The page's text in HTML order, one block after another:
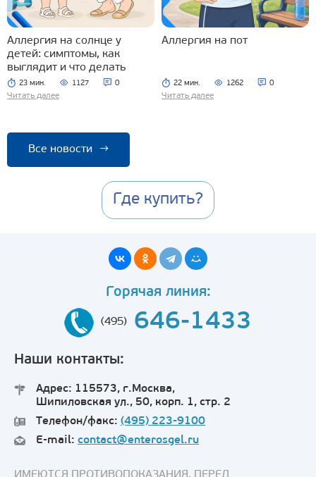
Аллергия на солнце у
детей: симптомы, как
выглядит и что делать
23 мин. 1127 0
Читать далее
Аллергия на пот
22 мин. 1262 0
Читать далее
Все новости →
Где купить?
Горячая линия:
(495) 646-1433
Наши контакты:
Адрес: 115573, г.Москва,
Шипиловская ул., 50, корп. 1, стр. 2
Телефон/факс: (495) 223-9100
E-mail: contact@enterosgel.ru
ИМЕЮТСЯ ПРОТИВОПОКАЗАНИЯ. ПЕРЕД